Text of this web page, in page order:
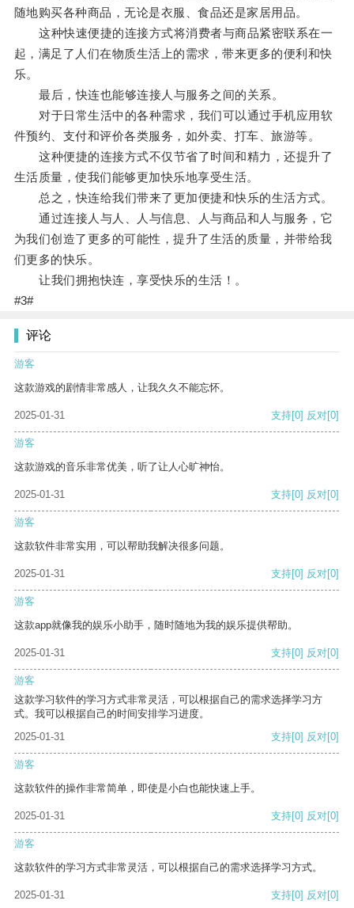
随地购买各种商品，无论是衣服、食品还是家居用品。
这种快速便捷的连接方式将消费者与商品紧密联系在一
起，满足了人们在物质生活上的需求，带来更多的便利和快
乐。
最后，快连也能够连接人与服务之间的关系。
对于日常生活中的各种需求，我们可以通过手机应用软
件预约、支付和评价各类服务，如外卖、打车、旅游等。
这种便捷的连接方式不仅节省了时间和精力，还提升了
生活质量，使我们能够更加快乐地享受生活。
总之，快连给我们带来了更加便捷和快乐的生活方式。
通过连接人与人、人与信息、人与商品和人与服务，它
为我们创造了更多的可能性，提升了生活的质量，并带给我
们更多的快乐。
让我们拥抱快连，享受快乐的生活！。
#3#
评论
游客
这款游戏的剧情非常感人，让我久久不能忘怀。
2025-01-31 支持[0] 反对[0]
游客
这款游戏的音乐非常优美，听了让人心旷神怡。
2025-01-31 支持[0] 反对[0]
游客
这款软件非常实用，可以帮助我解决很多问题。
2025-01-31 支持[0] 反对[0]
游客
这款app就像我的娱乐小助手，随时随地为我的娱乐提供帮助。
2025-01-31 支持[0] 反对[0]
游客
这款学习软件的学习方式非常灵活，可以根据自己的需求选择学习方
式。我可以根据自己的时间安排学习进度。
2025-01-31
支持[0] 反对[0]
游客
这款软件的操作非常简单，即使是小白也能快速上手。
2025-01-31 支持[0] 反对[0]
游客
这款软件的学习方式非常灵活，可以根据自己的需求选择学习方式。
2025-01-31 支持[0] 反对[0]